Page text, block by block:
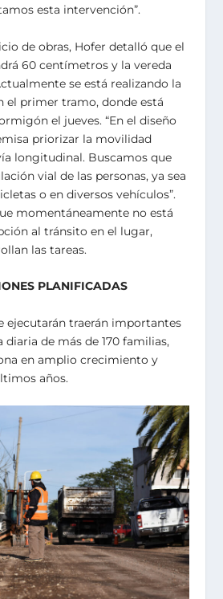
esta intervención”.
de obras, Hofer detalló que el
60 centímetros y la vereda
se está realizando la
el primer tramo, donde está
el jueves. “En el diseño
priorizar la movilidad
longitudinal. Buscamos que
vial de las personas, ya sea
o en diversos vehículos”.
momentáneamente no está
al tránsito en el lugar,
las tareas.
PLANIFICADAS
ejecutarán traerán importantes
diaria de más de 170 familias,
en amplio crecimiento y
años.